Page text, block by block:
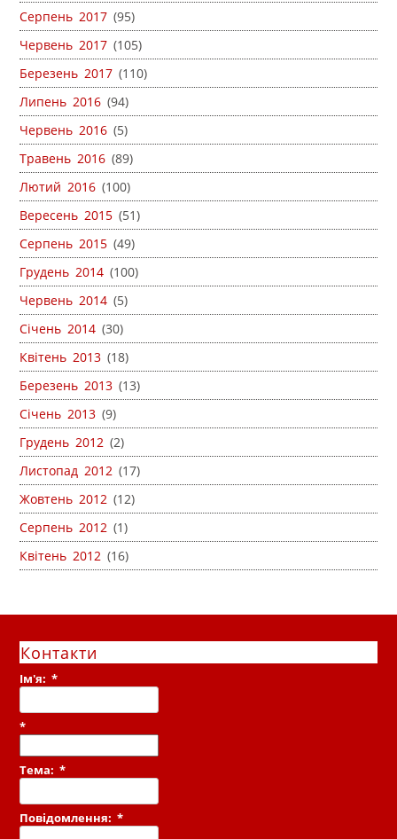
Серпень 2017 (95)
Червень 2017 (105)
Березень 2017 (110)
Липень 2016 (94)
Червень 2016 (5)
Травень 2016 (89)
Лютий 2016 (100)
Вересень 2015 (51)
Серпень 2015 (49)
Грудень 2014 (100)
Червень 2014 (5)
Січень 2014 (30)
Квітень 2013 (18)
Березень 2013 (13)
Січень 2013 (9)
Грудень 2012 (2)
Листопад 2012 (17)
Жовтень 2012 (12)
Серпень 2012 (1)
Квітень 2012 (16)
Контакти
Ім'я:*
*
Тема:*
Повідомлення:*